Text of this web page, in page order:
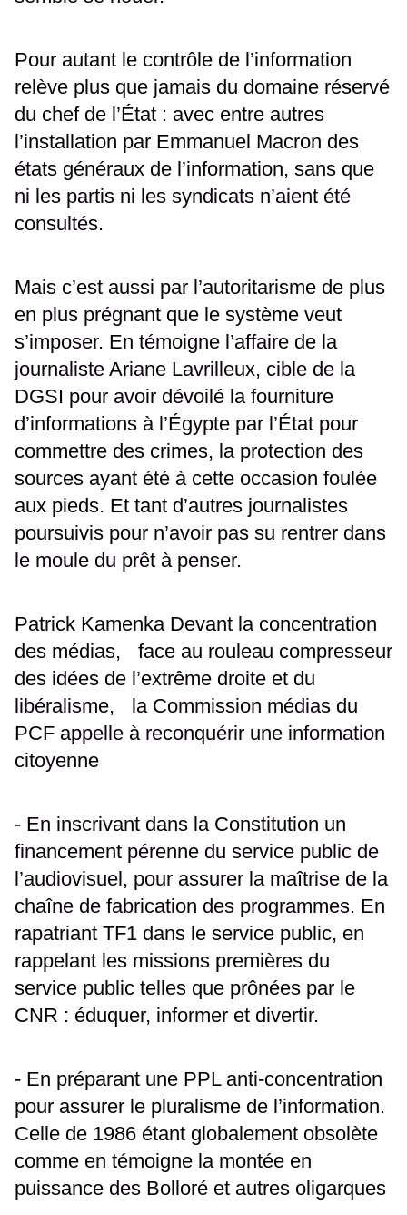
Pour autant le contrôle de l’information
relève plus que jamais du domaine réservé
du chef de l’État : avec entre autres
l’installation par Emmanuel Macron des
états généraux de l’information, sans que
ni les partis ni les syndicats n’aient été
consultés.
Mais c’est aussi par l’autoritarisme de plus
en plus prégnant que le système veut
s’imposer. En témoigne l’affaire de la
journaliste Ariane Lavrilleux, cible de la
DGSI pour avoir dévoilé la fourniture
d’informations à l’Égypte par l’État pour
commettre des crimes, la protection des
sources ayant été à cette occasion foulée
aux pieds. Et tant d’autres journalistes
poursuivis pour n’avoir pas su rentrer dans
le moule du prêt à penser.
Patrick Kamenka Devant la concentration
des médias, face au rouleau compresseur
des idées de l’extrême droite et du
libéralisme, la Commission médias du
PCF appelle à reconquérir une information
citoyenne
- En inscrivant dans la Constitution un
financement pérenne du service public de
l’audiovisuel, pour assurer la maîtrise de la
chaîne de fabrication des programmes. En
rapatriant TF1 dans le service public, en
rappelant les missions premières du
service public telles que prônées par le
CNR : éduquer, informer et divertir.
- En préparant une PPL anti-concentration
pour assurer le pluralisme de l’information.
Celle de 1986 étant globalement obsolète
comme en témoigne la montée en
puissance des Bolloré et autres oligarques